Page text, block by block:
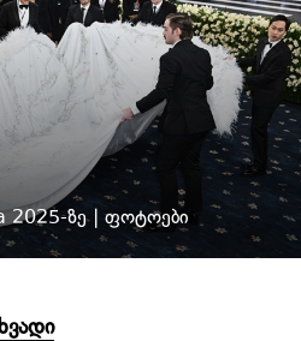
2025-ზე | ფოტოები